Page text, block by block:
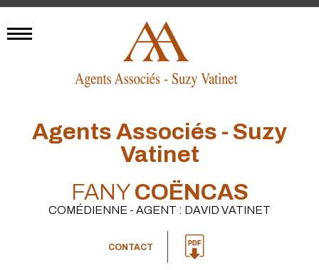
Agents Associés - Suzy
Vatinet
FANYCOËNCAS
COMÉDIENNE - AGENT : DAVID VATINET
CONTACT